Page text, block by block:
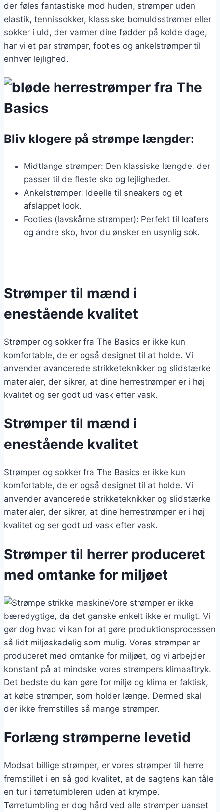
der føles fantastiske mod huden, strømper uden
elastik, tennissokker, klassiske bomuldsstrømer eller
sokker i uld, der varmer dine fødder på kolde dage,
har vi et par strømper, footies og ankelstrømper til
enhver lejlighed.
Bliv klogere på strømpe længder:
Midtlange strømper: Den klassiske længde, der
passer til de fleste sko og lejligheder.
Ankelstrømper: Ideelle til sneakers og et
afslappet look.
Footies (lavskårne strømper): Perfekt til loafers
og andre sko, hvor du ønsker en usynlig sok.
Strømper til mænd i
enestående kvalitet
Strømper og sokker fra The Basics er ikke kun
komfortable, de er også designet til at holde. Vi
anvender avancerede strikketeknikker og slidstærke
materialer, der sikrer, at dine herrestrømper er i høj
kvalitet og ser godt ud vask efter vask.
Strømper til mænd i
enestående kvalitet
Strømper og sokker fra The Basics er ikke kun
komfortable, de er også designet til at holde. Vi
anvender avancerede strikketeknikker og slidstærke
materialer, der sikrer, at dine herrestrømper er i høj
kvalitet og ser godt ud vask efter vask.
Strømper til herrer produceret
med omtanke for miljøet
Vore strømper er ikke
bæredygtige, da det ganske enkelt ikke er muligt. Vi
gør dog hvad vi kan for at gøre produktionsprocessen
så lidt miljøskadelig som mulig. Vores strømper er
produceret med omtanke for miljøet, og vi arbejder
konstant på at mindske vores strømpers klimaaftryk.
Det bedste du kan gøre for miljø og klima er faktisk,
at købe strømper, som holder længe. Dermed skal
der ikke fremstilles så mange strømper.
Forlæng strømperne levetid
Modsat billige strømper, er vores strømper til herre
fremstillet i en så god kvalitet, at de sagtens kan tåle
en tur i tørretumbleren uden at krympe.
Tørretumbling er dog hård ved alle strømper uanset